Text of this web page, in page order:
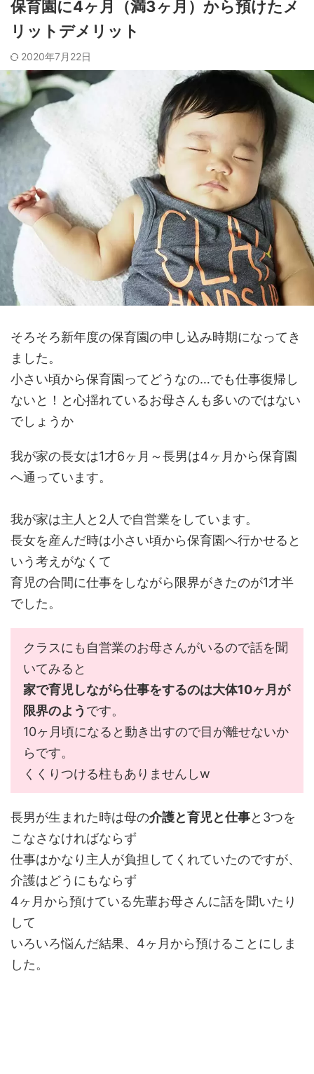
保育園に4ヶ月（満3ヶ月）から預けたメ
リットデメリット
2020年7月22日
そろそろ新年度の保育園の申し込み時期になってき
ました。
小さい頃から保育園ってどうなの…でも仕事復帰し
ないと！と心揺れているお母さんも多いのではない
でしょうか
我が家の長女は1才6ヶ月～長男は4ヶ月から保育園
へ通っています。
我が家は主人と2人で自営業をしています。
長女を産んだ時は小さい頃から保育園へ行かせると
いう考えがなくて
育児の合間に仕事をしながら限界がきたのが1才半
でした。
クラスにも自営業のお母さんがいるので話を聞
いてみると
家で育児しながら仕事をするのは大体10ヶ月が
限界のよう です。
10ヶ月頃になると動き出すので目が離せないか
らです。
くくりつける柱もありませんしw
長男が生まれた時は母の介護と育児と仕事と3つを
こなさなければならず
仕事はかなり主人が負担してくれていたのですが、
介護はどうにもならず
4ヶ月から預けている先輩お母さんに話を聞いたり
して
いろいろ悩んだ結果、4ヶ月から預けることにしま
した。